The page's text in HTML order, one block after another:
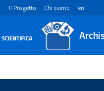
Il Progetto Chi siamo en